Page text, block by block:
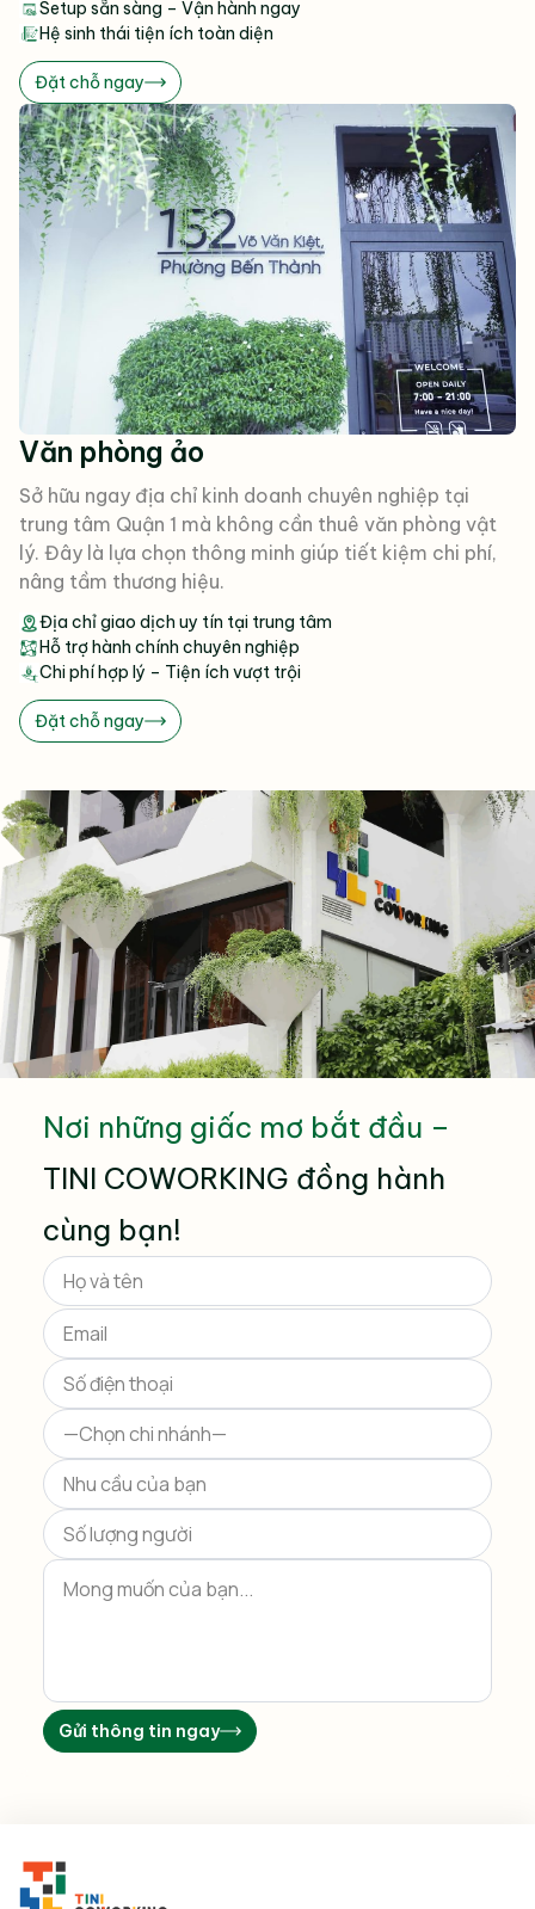
Setup sẵn sàng – Vận hành ngay
Hệ sinh thái tiện ích toàn diện
Đặt chỗ ngay
Văn phòng ảo
Sở hữu ngay địa chỉ kinh doanh chuyên nghiệp tại
trung tâm Quận 1 mà không cần thuê văn phòng vật
lý. Đây là lựa chọn thông minh giúp tiết kiệm chi phí,
nâng tầm thương hiệu.
Địa chỉ giao dịch uy tín tại trung tâm
Hỗ trợ hành chính chuyên nghiệp
Chi phí hợp lý – Tiện ích vượt trội
Đặt chỗ ngay
Nơi những giấc mơ bắt đầu –
TINI COWORKING đồng hành
cùng bạn!
Please
leave
this
field
empty.
Gửi thông tin ngay